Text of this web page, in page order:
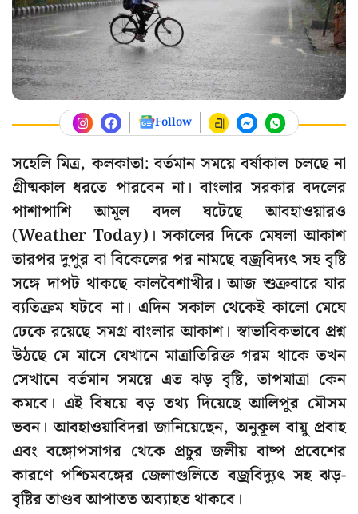
Follow
সহেলি মিত্র, কলকাতা: বর্তমান সময়ে বর্ষাকাল চলছে না
গ্রীষ্মকাল ধরতে পারবেন না। বাংলার সরকার বদলের
পাশাপাশি আমূল বদল ঘটেছে আবহাওয়ারও
(Weather Today)। সকালের দিকে মেঘলা আকাশ
তারপর দুপুর বা বিকেলের পর নামছে বজ্রবিদ্যৎ সহ বৃষ্টি
সঙ্গে দাপট থাকছে কালবৈশাখীর। আজ শুক্রবারে যার
ব্যতিক্রম ঘটবে না। এদিন সকাল থেকেই কালো মেঘে
ঢেকে রয়েছে সমগ্র বাংলার আকাশ। স্বাভাবিকভাবে প্রশ্ন
উঠছে মে মাসে যেখানে মাত্রাতিরিক্ত গরম থাকে তখন
সেখানে বর্তমান সময়ে এত ঝড় বৃষ্টি, তাপমাত্রা কেন
কমবে। এই বিষয়ে বড় তথ্য দিয়েছে আলিপুর মৌসম
ভবন। আবহাওয়াবিদরা জানিয়েছেন, অনুকূল বায়ু প্রবাহ
এবং বঙ্গোপসাগর থেকে প্রচুর জলীয় বাষ্প প্রবেশের
কারণে পশ্চিমবঙ্গের জেলাগুলিতে বজ্রবিদ্যুৎ সহ ঝড়-
বৃষ্টির তাণ্ডব আপাতত অব্যাহত থাকবে।